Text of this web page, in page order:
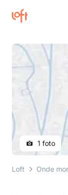
1 foto
Loft Onde